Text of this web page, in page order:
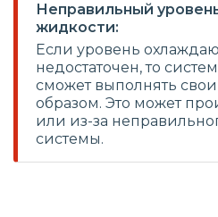
Неправильный
жидкости:
Если уровень
недостаточен, то
сможет выполнять
образом. Это может
или из-за
системы.